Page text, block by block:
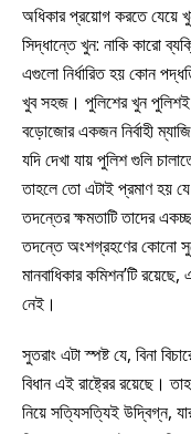
অধিকার প্রয়োগ করতে যেয়ে
সিদ্ধান্তে খুন: নাকি কারো
এগুলো নির্ধারিত হয় কোন
খুব সহজ। পুলিশের খুন পুলিশই
বড়োজোর একজন নির্বাহী
যদি দেখা যায় পুলিশ গুলি
তাহলে তো এটাই প্রমাণ হয়
তদন্তের ক্ষমতাটি তাদের
তদন্তে অংশগ্রহণের কোনো
মানবাধিকার কমিশন’টি
নেই।
সুতরাং এটা স্পষ্ট যে, বিনা
বিধান এই রাষ্ট্রের রয়েছে।
নিয়ে সত্যিসত্যিই উদ্বিগ্ন,